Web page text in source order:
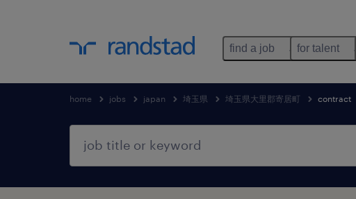
find a job for talent
home jobs japan 埼玉県 埼玉県大里郡寄居町 contract